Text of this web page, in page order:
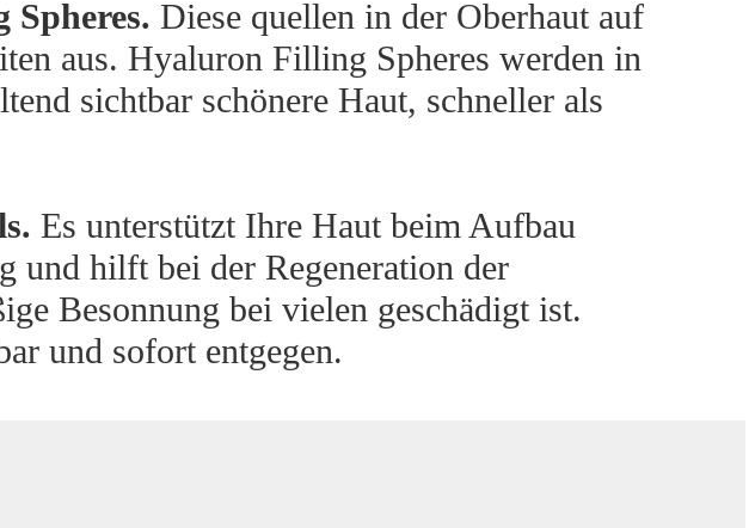
Diese quellen in der Oberhaut auf
aus. Hyaluron Filling Spheres werden in
sichtbar schönere Haut, schneller als
Es unterstützt Ihre Haut beim Aufbau
und hilft bei der Regeneration der
Besonnung bei vielen geschädigt ist.
und sofort entgegen.